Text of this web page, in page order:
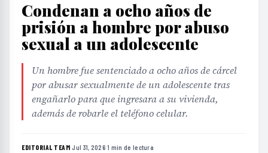
Condenan a ocho años de
prisión a hombre por abuso
sexual a un adolescente
Un hombre fue sentenciado a ocho años de cárcel
por abusar sexualmente de un adolescente tras
engañarlo para que ingresara a su vivienda,
además de robarle el teléfono celular.
EDITORIAL TEAM·Jul 31, 2026·1 min de lectura·